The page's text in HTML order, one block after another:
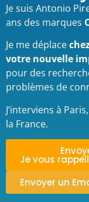
Je suis Antonio
ans des marques
Je me déplace
votre nouvelle
pour des
problèmes de
J’interviens à
la France.
Je vous
Envoyer un